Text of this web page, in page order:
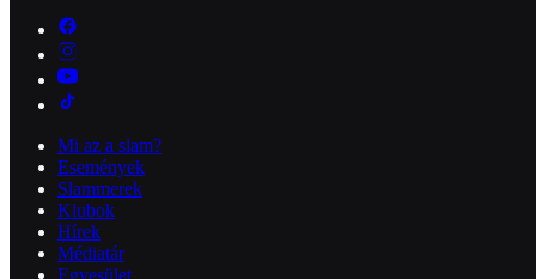
Mi az a slam?
Események
Slammerek
Klubok
Hírek
Médiatár
Egyesület